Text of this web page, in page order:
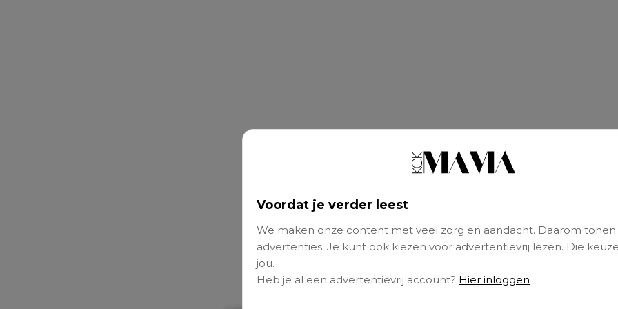
Voordat je verder leest
We maken onze content met veel zorg en aandacht. Daarom tonen
advertenties. Je kunt ook kiezen voor advertentievrij lezen. Die
jou.
Heb je al een advertentievrij account? Hier inloggen